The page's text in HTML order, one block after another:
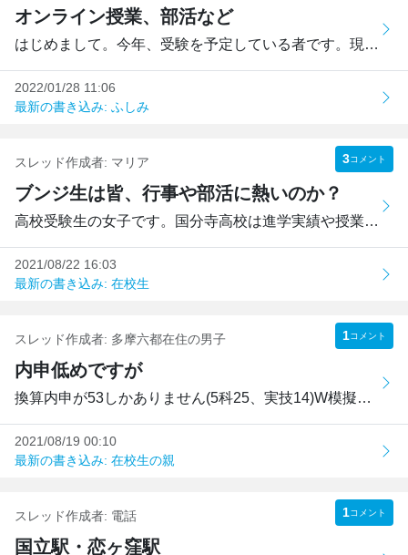
オンライン授業、部活など
はじめまして。今年、受験を予定している者です。現在オミク...
2022/01/28 11:06
最新の書き込み: ふしみ
スレッド作成者: マリア 3コメント
ブンジ生は皆、行事や部活に熱いのか？
高校受験生の女子です。国分寺高校は進学実績や授業スタイル(...
2021/08/22 16:03
最新の書き込み: 在校生
スレッド作成者: 多摩六都在住の男子 1コメント
内申低めですが
換算内申が53しかありません(5科25、実技14)W模擬の偏差値が6...
2021/08/19 00:10
最新の書き込み: 在校生の親
スレッド作成者: 電話 1コメント
国立駅・恋ヶ窪駅